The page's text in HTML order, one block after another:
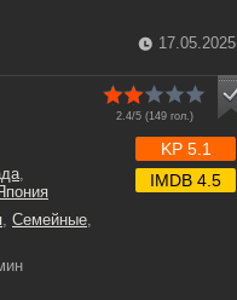
17.05.2025
2.4/5 (149гол.)
Семейные
KP 5.1
IMDB 4.5